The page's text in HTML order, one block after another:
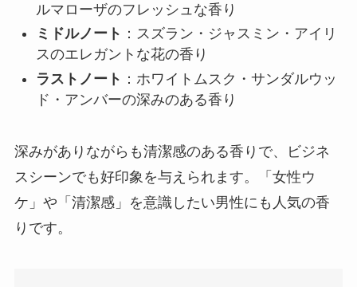
ルマローザのフレッシュな香り
ミドルノート ：スズラン・ジャスミン・アイリ
スのエレガントな花の香り
ラストノート ：ホワイトムスク・サンダルウッ
ド・アンバーの深みのある香り
深みがありながらも清潔感のある香りで、ビジネ
スシーンでも好印象を与えられます。「女性ウ
ケ」や「清潔感」を意識したい男性にも人気の香
りです。